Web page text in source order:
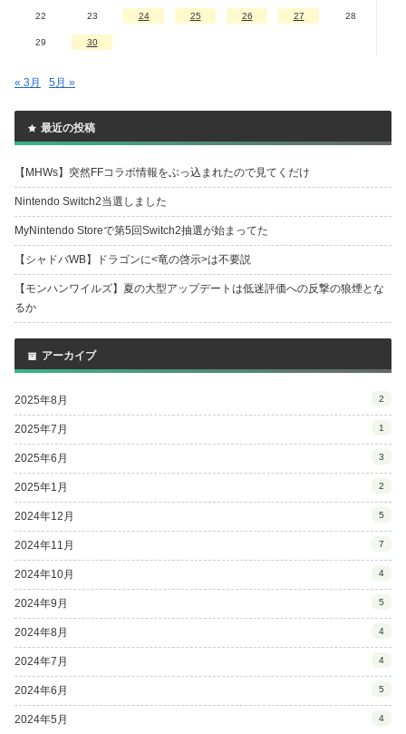
22 23 24 25 26 27 28
29 30
« 3月 5月 »
最近の投稿
【MHWs】突然FFコラボ情報をぶっ込まれたので見てくだけ
Nintendo Switch2当選しました
MyNintendo Storeで第5回Switch2抽選が始まってた
【シャドバWB】ドラゴンに<竜の啓示>は不要説
【モンハンワイルズ】夏の大型アップデートは低迷評価への反撃の狼煙とな
るか
アーカイブ
2025年8月 2
2025年7月 1
2025年6月 3
2025年1月 2
2024年12月 5
2024年11月 7
2024年10月 4
2024年9月 5
2024年8月 4
2024年7月 4
2024年6月 5
2024年5月 4